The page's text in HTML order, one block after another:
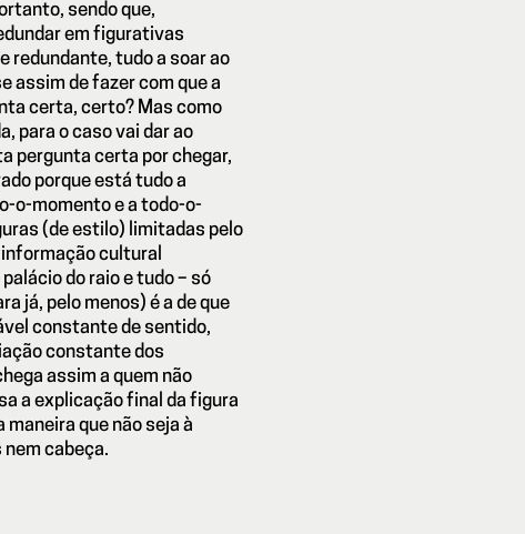
sendo que,
em figurativas
redundante, tudo a soar ao
assim de fazer com que a
certa, certo? Mas como
para o caso vai dar ao
pergunta certa por chegar,
porque está tudo a
o-momento e a todo-o-
(de estilo) limitadas pelo
cultural
do raio e tudo – só
já, pelo menos) é a de que
constante de sentido,
constante dos
assim a quem não
a explicação final da figura
que não seja à
nem cabeça.